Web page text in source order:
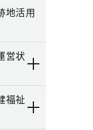
地活用
営状
福祉